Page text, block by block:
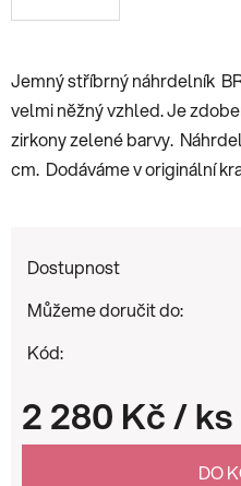
Jemný stříbrný náhrdelník
velmi něžný vzhled. Je
zirkony zelené barvy.
cm. Dodáváme v originální
Dostupnost
Můžeme doručit do:
Kód:
2 280 Kč/ ks
Měrná cena:
DO